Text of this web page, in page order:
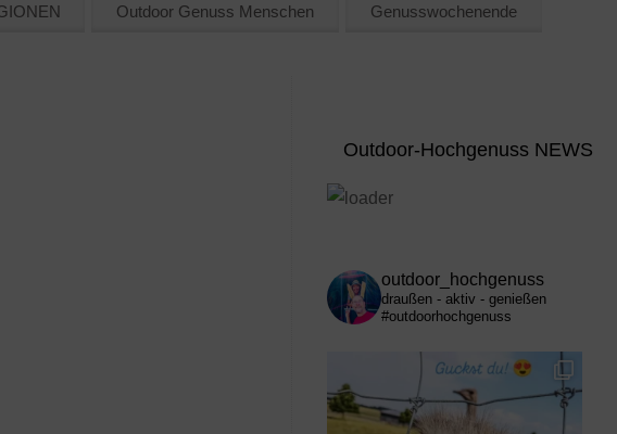
Outdoor Genuss Menschen Genusswochenende
Outdoor-Hochgenuss NEWS
outdoor_hochgenuss
draußen - aktiv - genießen
#outdoorhochgenuss